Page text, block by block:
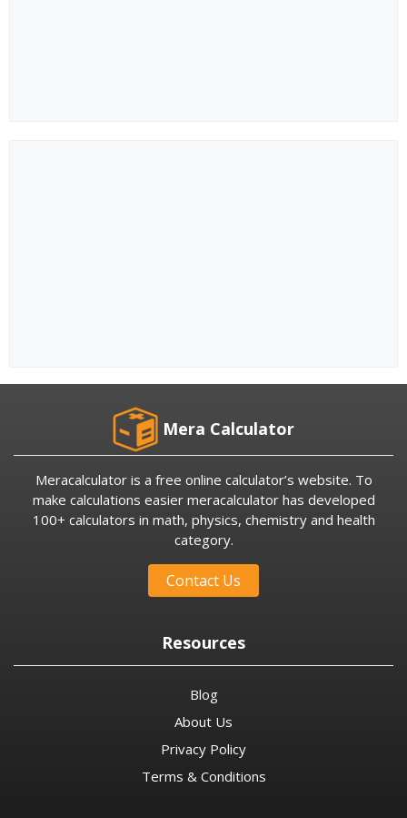
Mera Calculator
Meracalculator is a free online calculator’s website. To
make calculations easier meracalculator has developed
100+ calculators in math, physics, chemistry and health
category.
Contact Us
Resources
Blog
About Us
Privacy Policy
Terms & Conditions